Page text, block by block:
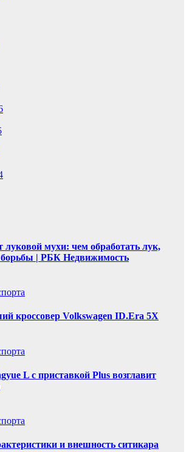
луковой мухи: чем обработать лук,
борьбы | РБК Недвижимость
кроссовер Volkswagen ID.Era 5X
L с приставкой Plus возглавит
и внешность ситикара